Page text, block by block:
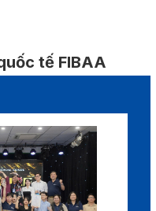
tế FIBAA